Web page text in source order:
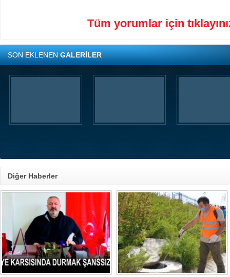
Tüm yorumlar için
SON EKLENENGALERİLER
Diğer Haberler